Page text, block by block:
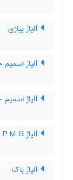
آلیاژ پیازی
آلیاژ
آلیاژ
آلیاژ P M G ، P M G آلیاژ
آلیاژ پاک